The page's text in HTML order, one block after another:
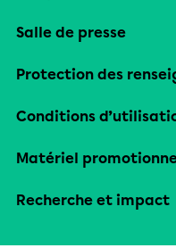
Salle de presse
Protection des
Conditions
Matériel
Recherche et impact